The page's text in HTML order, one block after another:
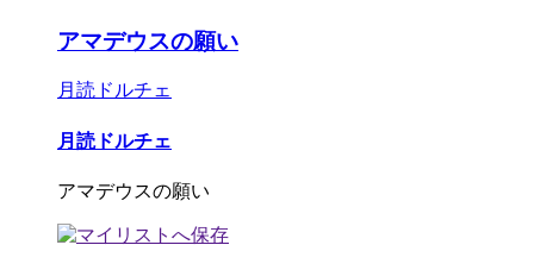
アマデウスの願い
月読ドルチェ
月読ドルチェ
アマデウスの願い